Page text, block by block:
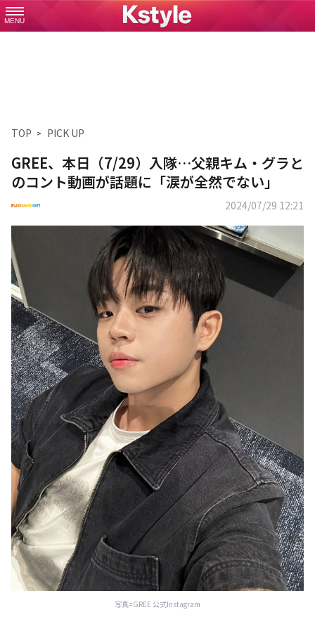
MENU
TOP PICK UP
GREE、本日（7/29）入隊…父親キム・グラと
のコント動画が話題に「涙が全然でない」
2024/07/29 12:21
写真=GREE 公式Instagram